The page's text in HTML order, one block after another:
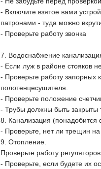
- Включите взятое вами
патронами - туда можно
- Проверьте работу звонка
7. Водоснабжение
- Если луж в районе стояков
- Проверьте работу запорных
полотенцесушителя.
- Проверьте положение
- Трубы должны быть закрыты
8. Канализация (понадобится
- Проверьте, нет ли трещин
9. Отопление.
Проверьте работу
- Проверьте, если будете их